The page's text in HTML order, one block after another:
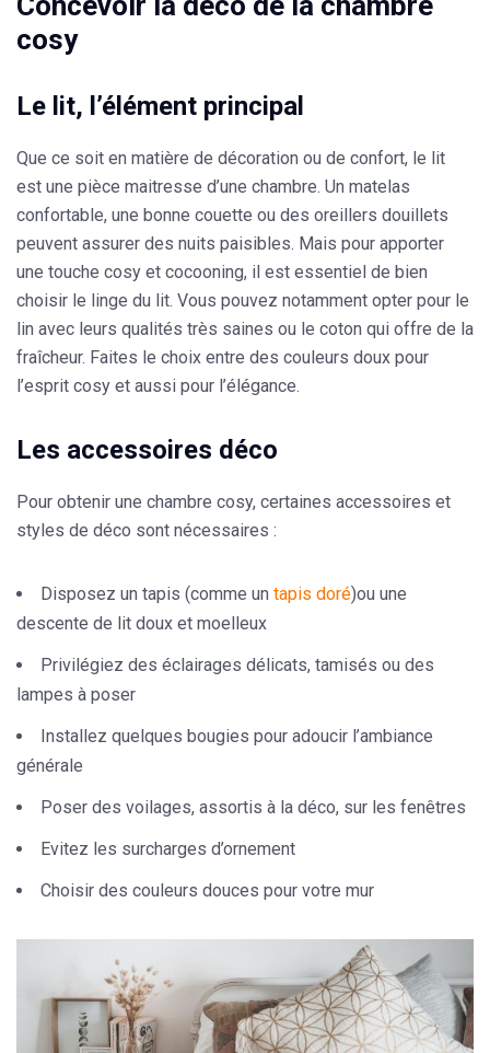
cosy
Le lit, l’élément principal
Que ce soit en matière de décoration ou de confort, le lit
est une pièce maitresse d’une chambre. Un matelas
confortable, une bonne couette ou des oreillers douillets
peuvent assurer des nuits paisibles. Mais pour apporter
une touche cosy et cocooning, il est essentiel de bien
choisir le linge du lit. Vous pouvez notamment opter pour le
lin avec leurs qualités très saines ou le coton qui offre de la
fraîcheur. Faites le choix entre des couleurs doux pour
l’esprit cosy et aussi pour l’élégance.
Les accessoires déco
Pour obtenir une chambre cosy, certaines accessoires et
styles de déco sont nécessaires :
Disposez un tapis (comme un tapis doré)ou une
descente de lit doux et moelleux
Privilégiez des éclairages délicats, tamisés ou des
lampes à poser
Installez quelques bougies pour adoucir l’ambiance
générale
Poser des voilages, assortis à la déco, sur les fenêtres
Evitez les surcharges d’ornement
Choisir des couleurs douces pour votre mur